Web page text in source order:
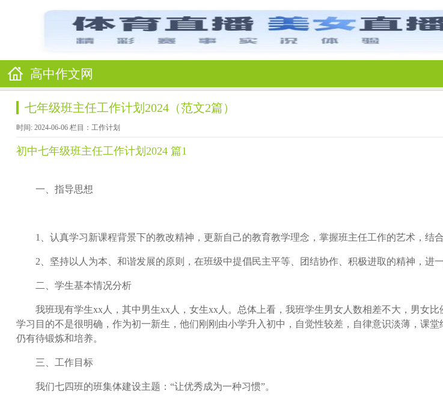
高中作文网
七年级班主任工作计划2024（范文2篇）
时间: 2024-06-06 栏目： 工作计划
初中七年级班主任工作计划2024 篇1
一、指导思想
1、认真学习新课程背景下的教改精神，更新自己的教育教学理念，掌握班主任工作的艺术，结合
2、坚持以人为本、和谐发展的原则，在班级中提倡民主平等、团结协作、积极进取的精神，进一
二、学生基本情况分析
我班现有学生xx人，其中男生xx人，女生xx人。总体上看，我班学生男女人数相差不大，男女比
学习目的不是很明确，作为初一新生，他们刚刚由小学升入初中，自觉性较差，自律意识淡薄，课
仍有待锻炼和培养。
三、工作目标
我们七四班的班集体建设主题：“让优秀成为一种习惯”。